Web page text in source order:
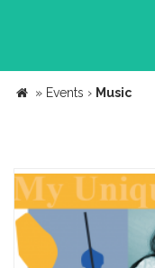
» Events › Music